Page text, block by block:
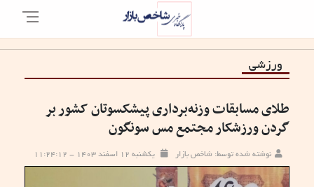
ورزشی
طلای مسابقات وزنه‌برداری پیشکسوتان کشور بر
گردن ورزشکار مجتمع مس سونگون
نوشته شده توسط: شاخص بازار یکشنبه ۱۲ اسفند ۱۴۰۳ - ۱۱:۲۴:۱۲